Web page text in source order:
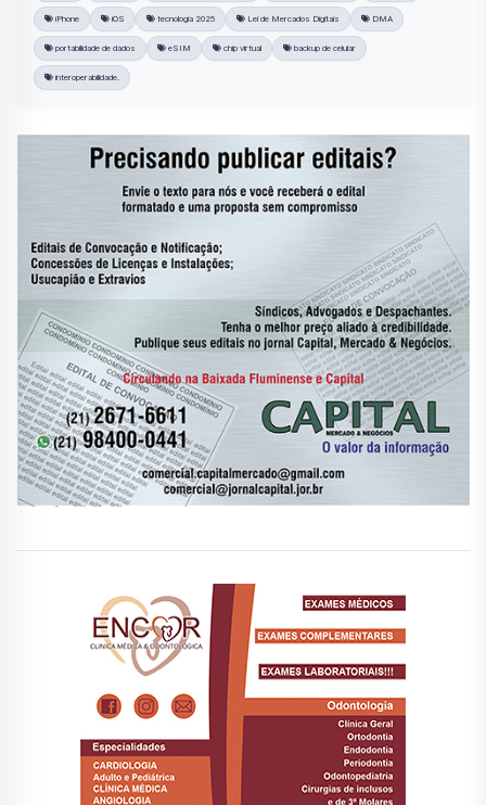
iPhone iOS tecnologia 2025 Lei de Mercados Digitais DMA
portabilidade de dados eSIM chip virtual backup de celular
interoperabilidade.